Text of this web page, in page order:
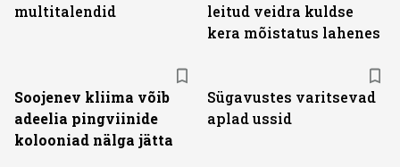
multitalendid
leitud veidra kuldse
kera mõistatus lahenes
Soojenev kliima võib
adeelia pingviinide
kolooniad nälga jätta
Sügavustes varitsevad
aplad ussid